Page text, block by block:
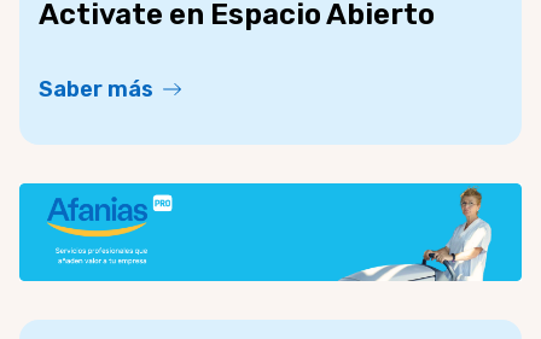
Activate en Espacio Abierto
Saber más